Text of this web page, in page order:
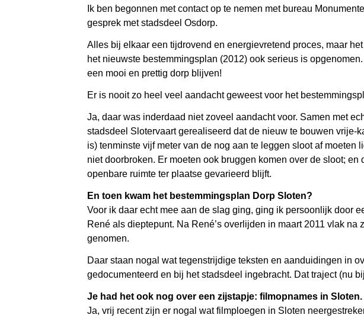
Ik ben begonnen met contact op te nemen met bureau
gesprek met stadsdeel Osdorp.
Alles bij elkaar een tijdrovend en energievretend proces, maar
het nieuwste bestemmingsplan (2012) ook serieus is
een mooi en prettig dorp blijven!
Er is nooit zo heel veel aandacht geweest voor het
Ja, daar was inderdaad niet zoveel aandacht voor. Samen met
stadsdeel Slotervaart gerealiseerd dat de nieuw te bouwen
is) tenminste vijf meter van de nog aan te leggen sloot af
niet doorbroken. Er moeten ook bruggen komen over de sloot;
openbare ruimte ter plaatse gevarieerd blijft.
En toen kwam het bestemmingsplan Dorp Sloten?
Voor ik daar echt mee aan de slag ging, ging ik persoonlijk door
René als dieptepunt. Na René’s overlijden in maart 2011 vlak
genomen.
Daar staan nogal wat tegenstrijdige teksten en aanduidingen in
gedocumenteerd en bij het stadsdeel ingebracht. Dat traject (nu
Je had het ook nog over een zijstapje: filmopnames in Sloten.
Ja, vrij recent zijn er nogal wat filmploegen in Sloten